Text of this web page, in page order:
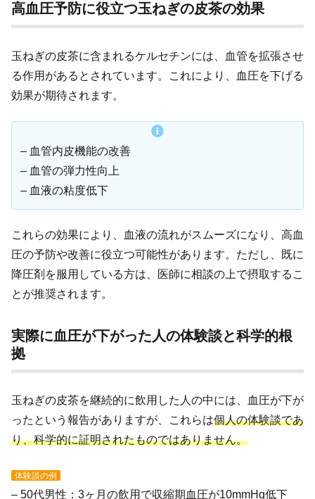
高血圧予防に役立つ玉ねぎの皮茶の効果
玉ねぎの皮茶に含まれるケルセチンには、血管を拡張させ
る作用があるとされています。これにより、血圧を下げる
効果が期待されます。
– 血管内皮機能の改善
– 血管の弾力性向上
– 血液の粘度低下
これらの効果により、血液の流れがスムーズになり、高血
圧の予防や改善に役立つ可能性があります。ただし、既に
降圧剤を服用している方は、医師に相談の上で摂取するこ
とが推奨されます。
実際に血圧が下がった人の体験談と科学的根
拠
玉ねぎの皮茶を継続的に飲用した人の中には、血圧が下が
ったという報告がありますが、これらは個人の体験談であ
り、科学的に証明されたものではありません。
体験談の例
– 50代男性：3ヶ月の飲用で収縮期血圧が10mmHg低下